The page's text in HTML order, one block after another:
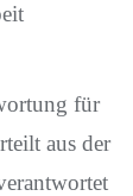
für
aus der